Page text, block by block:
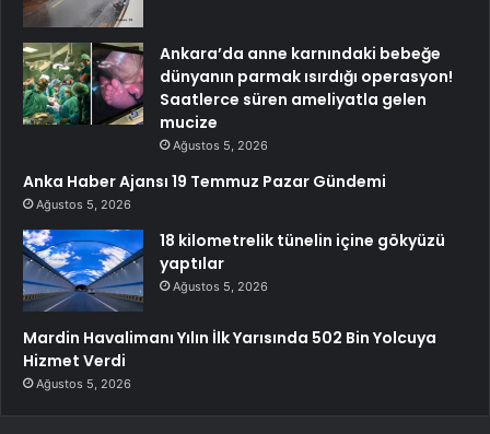
Ankara’da anne karnındaki bebeğe
dünyanın parmak ısırdığı operasyon!
Saatlerce süren ameliyatla gelen
mucize
Ağustos 5, 2026
Anka Haber Ajansı 19 Temmuz Pazar Gündemi
Ağustos 5, 2026
18 kilometrelik tünelin içine gökyüzü
yaptılar
Ağustos 5, 2026
Mardin Havalimanı Yılın İlk Yarısında 502 Bin Yolcuya
Hizmet Verdi
Ağustos 5, 2026